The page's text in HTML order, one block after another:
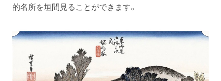
的名所を垣間見ることができます。